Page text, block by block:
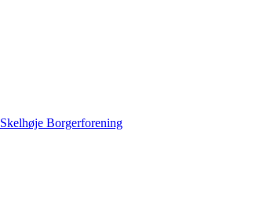
Skelhøje Borgerforening